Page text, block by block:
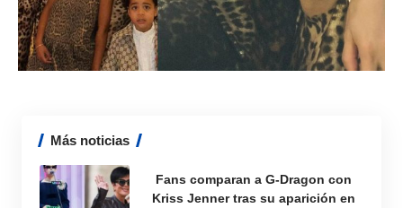
Más noticias
Fans comparan a G-Dragon con
Kriss Jenner tras su aparición en